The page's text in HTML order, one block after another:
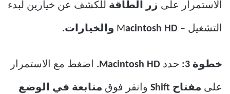
الاستمرار على زر الطاقة للكشف عن خيارين لبدء
التشغيل – M acintosh HD والخيارات.
خطوة 3: حدد Macintosh HD. اضغط مع الاستمرار
على مفتاح Shift وانقر فوق متابعة في الوضع